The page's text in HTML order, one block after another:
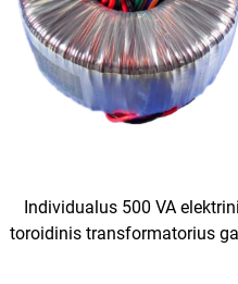
Individualus 500 VA
toroidinis transformatorius